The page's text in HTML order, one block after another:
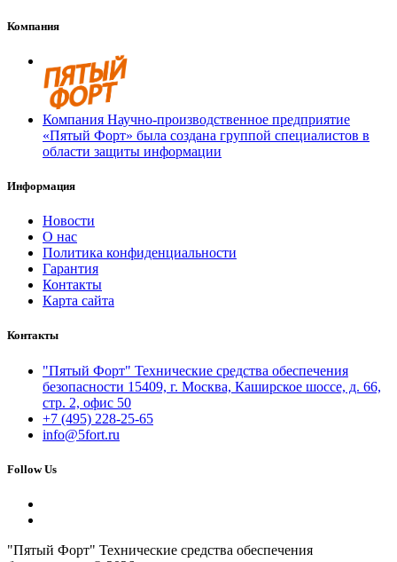
Компания
Компания Научно-производственное предприятие
«Пятый Форт» была создана группой специалистов в
области защиты информации
Информация
Новости
О нас
Политика конфиденциальности
Гарантия
Контакты
Карта сайта
Контакты
"Пятый Форт" Технические средства обеспечения
безопасности 15409, г. Москва, Каширское шоссе, д. 66,
стр. 2, офис 50
+7 (495) 228-25-65
info@5fort.ru
Follow Us
"Пятый Форт" Технические средства обеспечения